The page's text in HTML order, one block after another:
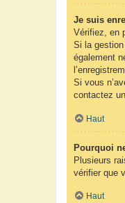
Je suis
Vérifiez, en
Si la
également
Si vous
contactez
Haut
Pourquoi
Plusieurs
vérifier que
Haut